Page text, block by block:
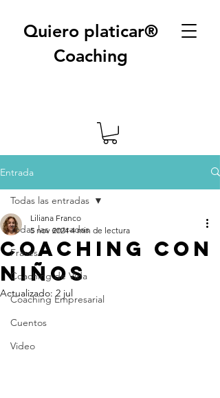
Quiero platicar®
Coaching
Entrada
Todas las entradas
Frases
Coaching de Vida
Coaching Empresarial
Cuentos
Video
Todas las entradas
Coaching con
niños
Liliana Franco
5 nov 2024 4 min de lectura
Actualizado:2 jul